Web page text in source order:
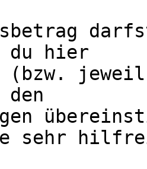
du hier
den
sehr